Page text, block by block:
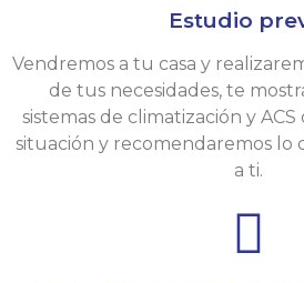
Estudio
Vendremos a tu casa y
de tus necesidades, te
sistemas de climatización y
situación y recomendaremos lo
a ti.